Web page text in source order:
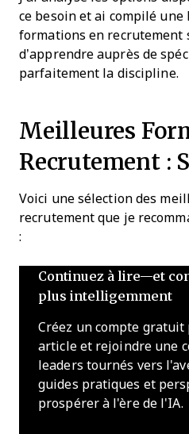
ce besoin et ai compilé une
formations en recrutement
d’apprendre auprès de
parfaitement la discipline.
Meilleures
Recrutement :
Voici une sélection des
recrutement que je
:
Continuez à lire—et
plus intelligemment
Créez un compte
article et rejoindre une
leaders tournés vers
guides pratiques et
prospérer à l'ère de l'IA.